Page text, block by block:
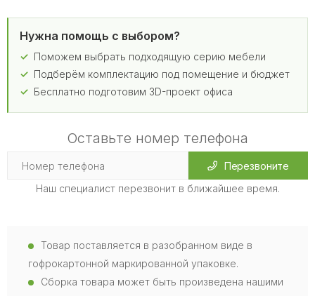
Нужна помощь с выбором?
Поможем выбрать подходящую серию мебели
Подберём комплектацию под помещение и бюджет
Бесплатно подготовим 3D-проект офиса
Оставьте номер телефона
Перезвоните
Наш специалист перезвонит в ближайшее время.
Товар поставляется в разобранном виде в
гофрокартонной маркированной упаковке.
Сборка товара может быть произведена нашими